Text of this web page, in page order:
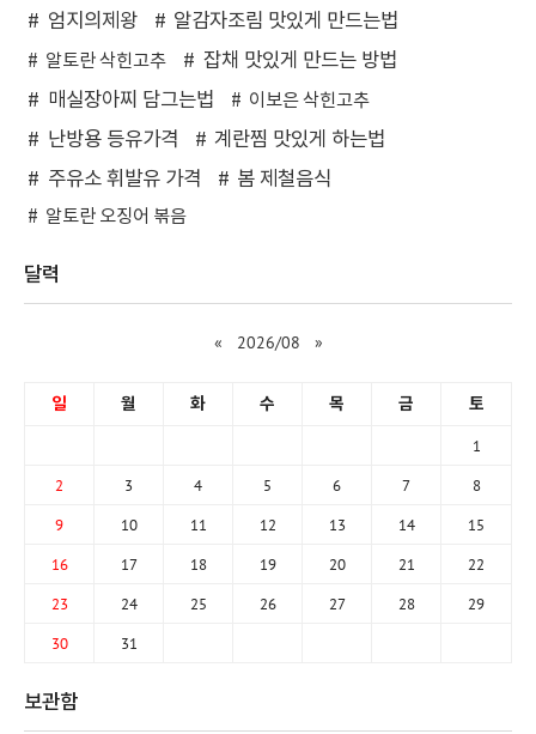
엄지의제왕 알감자조림 맛있게 만드는법
알토란 삭힌고추
잡채 맛있게 만드는 방법
매실장아찌 담그는법
이보은 삭힌고추
난방용 등유가격
계란찜 맛있게 하는법
주유소 휘발유 가격
봄 제철음식
알토란 오징어 볶음
달력
« 2026/08 »
일 월 화 수 목 금 토
1
2 3 4 5 6 7 8
9 10 11 12 13 14 15
16 17 18 19 20 21 22
23 24 25 26 27 28 29
30 31
보관함